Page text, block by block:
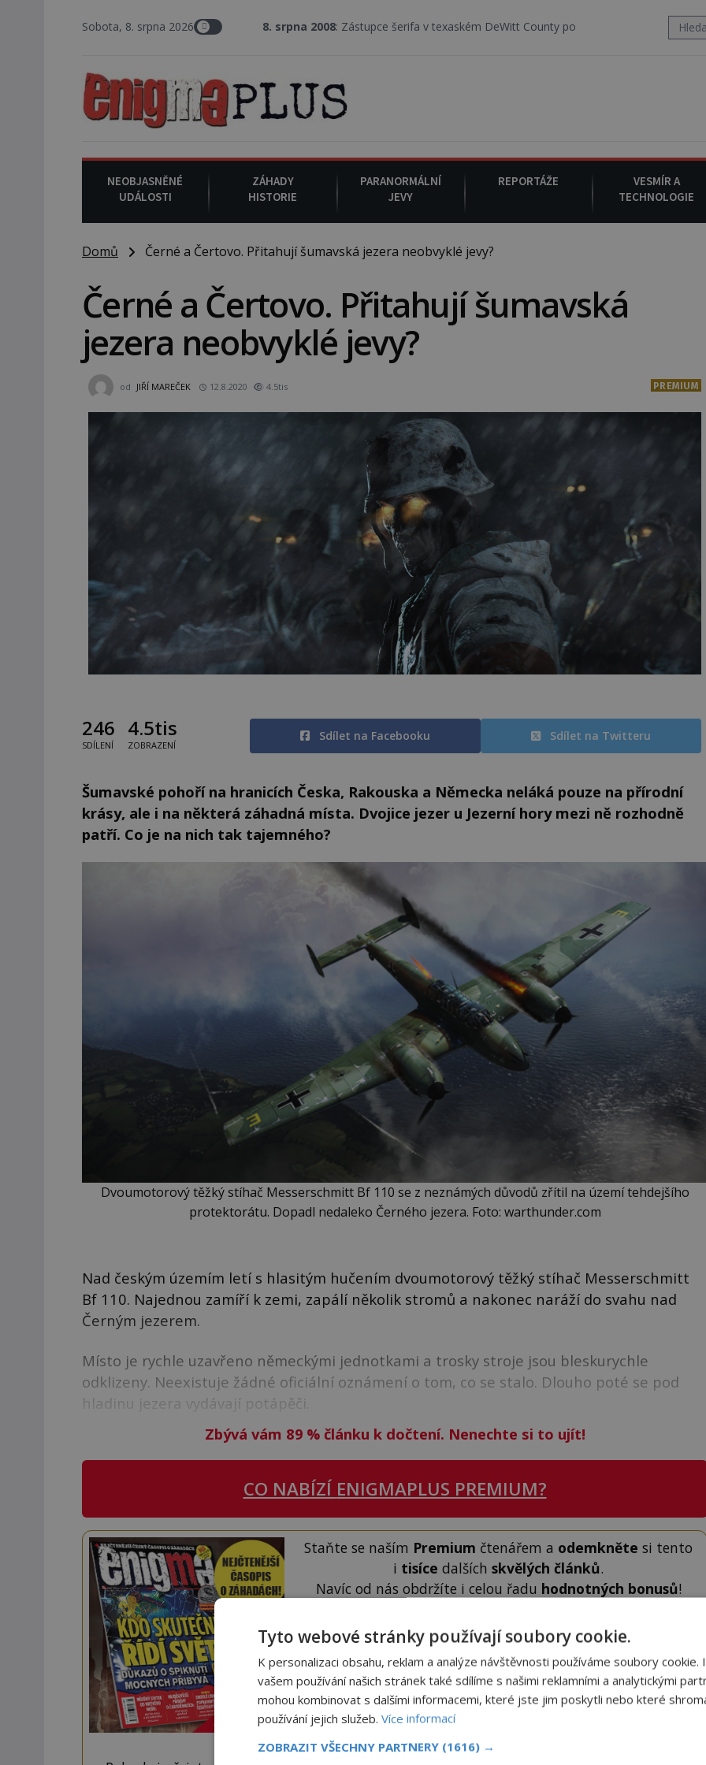
Sobota, 8. srpna 20268. srpna 2008 : Zástupce šerifa v texaském DeWitt County pořizuje video, na kterém před jeho
NEOBJASNĚNÉ
UDÁLOSTI
ZÁHADY
HISTORIE
PARANORMÁLNÍ
JEVY
REPORTÁŽE
VESMÍR A
TECHNOLOGIE
Domů Černé a Čertovo. Přitahují šumavská jezera neobvyklé jevy?
Černé a Čertovo. Přitahují šumavská
jezera neobvyklé jevy?
od JIŘÍ MAREČEK 12.8.2020 4.5tis PREMIUM
246
SDÍLENÍ
4.5tis
ZOBRAZENÍ
Sdílet na Facebooku Sdílet na Twitteru
Šumavské pohoří na hranicích Česka, Rakouska a Německa neláká pouze na přírodní
krásy, ale i na některá záhadná místa. Dvojice jezer u Jezerní hory mezi ně rozhodně
patří. Co je na nich tak tajemného?
Dvoumotorový těžký stíhač Messerschmitt Bf 110 se z neznámých důvodů zřítil na území tehdejšího
protektorátu. Dopadl nedaleko Černého jezera. Foto: warthunder.com
Nad českým územím letí s hlasitým hučením dvoumotorový těžký stíhač Messerschmitt
Bf 110. Najednou zamíří k zemi, zapálí několik stromů a nakonec naráží do svahu nad
Černým jezerem.
Místo je rychle uzavřeno německými jednotkami a trosky stroje jsou bleskurychle
odklizeny. Neexistuje žádné oficiální oznámení o tom, co se stalo. Dlouho poté se pod
hladinu jezera vydávají potápěči.
Zbývá vám 89 %článku k dočtení. Nenechte si to ujít!
CO NABÍZÍ ENIGMAPLUS PREMIUM?
Staňte se naším Premium čtenářem a odemkněte si tento
i tisíce dalšíchskvělých článků.
Navíc od nás obdržíte i celou řadu hodnotných bonusů!
ODEMKNOUT ČLÁNEK
Tyto webové stránky používají soubory cookie.
K personalizaci obsahu, reklam a analýze návštěvnosti používáme soubory cookie.
vašem používání našich stránek také sdílíme s našimi reklamními a analytickými
mohou kombinovat s dalšími informacemi, které jste jim poskytli nebo které
používání jejich služeb. Více informací
ZOBRAZIT VŠECHNY PARTNERY (1616) →